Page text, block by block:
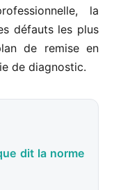
la
défauts les plus
de remise en
de diagnostic.
dit la norme